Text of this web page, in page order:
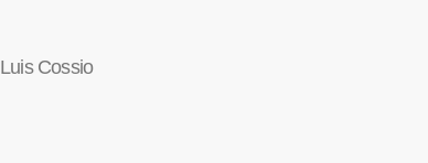
Luis Cossio